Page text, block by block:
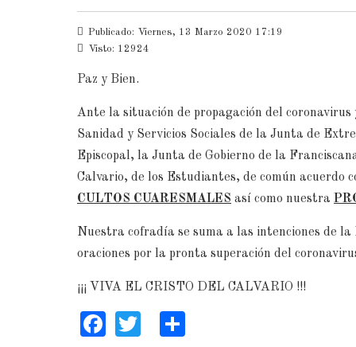
Publicado: Viernes, 13 Marzo 2020 17:19
Visto: 12924
Paz y Bien.
Ante la situación de propagación del
Sanidad y Servicios Sociales de la Junta de
Episcopal, la Junta de Gobierno de la
Calvario, de los Estudiantes, de común acuerdo
CULTOS CUARESMALES así como nuestra
Nuestra cofradía se suma a las intenciones de
oraciones por la pronta superación del
¡¡¡ VIVA EL CRISTO DEL CALVARIO !!!
Facebook
Twitter